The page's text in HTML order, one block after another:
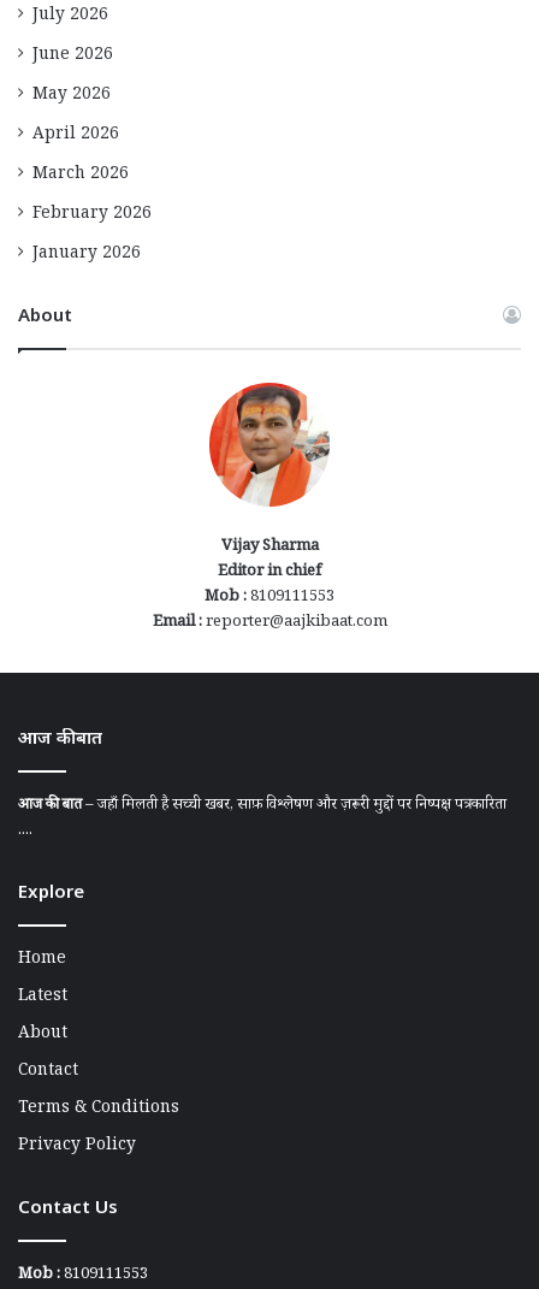
July 2026
June 2026
May 2026
April 2026
March 2026
February 2026
January 2026
About
Vijay Sharma
Editor in chief
Mob :8109111553
Email :reporter@aajkibaat.com
आज की बात
आज की बात– जहाँ मिलती है सच्ची खबर, साफ़ विश्लेषण और ज़रूरी मुद्दों पर निष्पक्ष पत्रकारिता
....
Explore
Home
Latest
About
Contact
Terms & Conditions
Privacy Policy
Contact Us
Mob :8109111553